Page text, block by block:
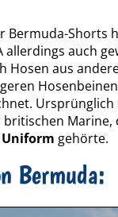
Bermuda-Shorts
allerdings auch
Hosen aus
britischen Marine,
Uniform gehörte.
Bermuda: